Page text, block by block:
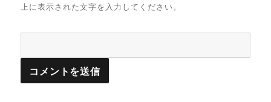
上に表示された文字を入力してください。